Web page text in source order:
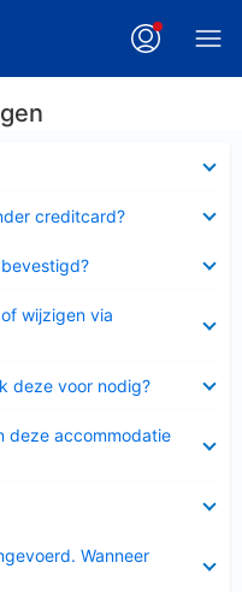
creditcard?
wijzigen via
deze voor nodig?
deze accommodatie
Wanneer